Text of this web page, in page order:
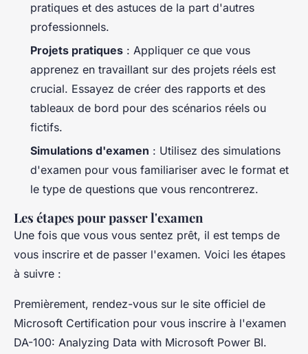
pratiques et des astuces de la part d'autres
professionnels.
Projets pratiques : Appliquer ce que vous
apprenez en travaillant sur des projets réels est
crucial. Essayez de créer des rapports et des
tableaux de bord pour des scénarios réels ou
fictifs.
Simulations d'examen : Utilisez des simulations
d'examen pour vous familiariser avec le format et
le type de questions que vous rencontrerez.
Les étapes pour passer l'examen
Une fois que vous vous sentez prêt, il est temps de
vous inscrire et de passer l'examen. Voici les étapes
à suivre :
Premièrement, rendez-vous sur le site officiel de
Microsoft Certification pour vous inscrire à l'examen
DA-100: Analyzing Data with Microsoft Power BI.